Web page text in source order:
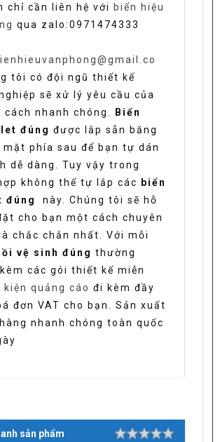
chỉ cần liên hệ với biển hiệu
qua zalo:0971474333
tôi có đội ngũ thiết kế
sẽ xử lý yêu cầu của
cách nhanh chóng.
Biển
đúng được lắp sẵn băng
mặt phía sau để bạn tự dán
dễ dàng. Tuy vậy trong
không thể tự lắp các
biển
đúng
này. Chúng tôi sẽ hỗ
cho bạn một cách chuyên
chắc chắn nhất. Với mỗi
vệ sinh đúng thường
các gói thiết kế miễn
kiện quảng cáo đi kèm đầy
đơn VAT cho bạn. Sản xuất
nhanh chóng toàn quốc
sản phẩm Rating